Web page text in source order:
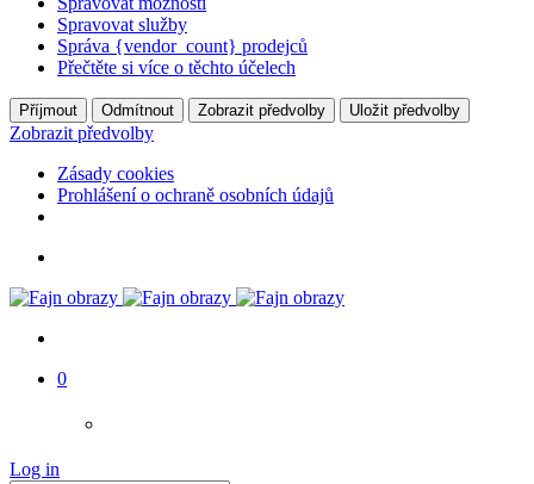
Spravovat služby
Správa {vendor_count} prodejců
Přečtěte si více o těchto účelech
Příjmout Odmítnout Zobrazit předvolby Uložit předvolby
Zobrazit předvolby
Zásady cookies
Prohlášení o ochraně osobních údajů
0
Log in